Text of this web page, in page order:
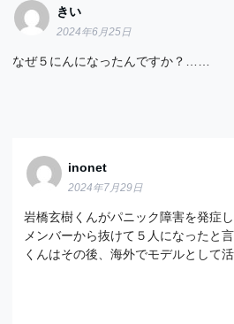
きい
2024年6月25日
なぜ５にんになったんですか？……
inonet
2024年7月29日
岩橋玄樹くんがパニック障害を発症
メンバーから抜けて５人になったと
くんはその後、海外でモデルとして